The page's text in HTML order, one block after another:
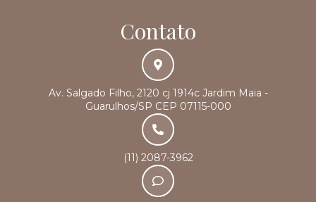
Contato
Av. Salgado Filho, 2120 cj 1914c Jardim Maia -
Guarulhos/SP CEP 07115-000
(11) 2087-3962